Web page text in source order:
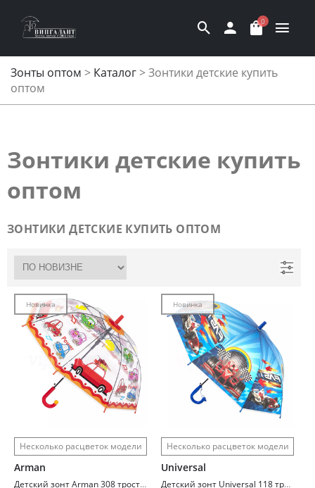
0
Зонты оптом > Каталог>Зонтики детские купить
оптом
Зонтики детские купить
оптом
ЗОНТИКИ ДЕТСКИЕ КУПИТЬ ОПТОМ
Новинка
Несколько расцветок модели
Arman
Детский зонт Arman 308 трость веселые картинки
Новинка
Несколько расцветок модели
Universal
Детский зонт Universal 118 трость Машинки